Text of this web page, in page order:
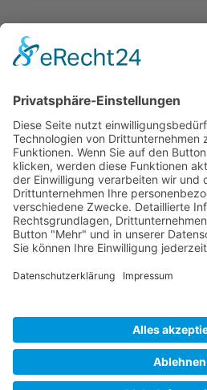
Links
Flyer englisch
Nachhaltigkeit
AGB
Kontakt
Deutsch
Ungarisch
Englisch
Rechtliches
Impressum
Datenschutz
Barrierefreiheitserkärung
© Copyright 2025 Baumschulen